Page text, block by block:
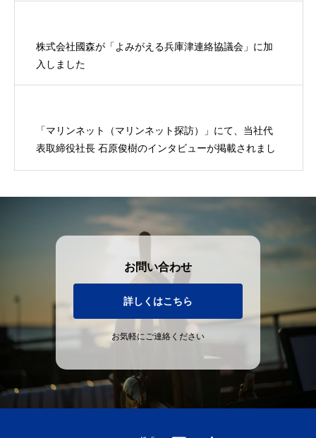
株式会社國森が「よみがえる兵庫津連絡協議会」に加
入しました
「マリンネット（マリンネット探訪）」にて、当社代
表取締役社長 石原俊樹のインタビューが掲載されまし
お問い合わせ
詳しくはこちら
お気軽にご連絡ください